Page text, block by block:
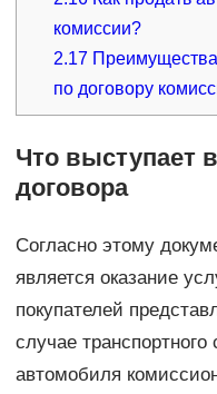
комиссии?
2.17
по договору
Что выступает
договора
Согласно этому
является оказание
покупателей
случае
автомобиля